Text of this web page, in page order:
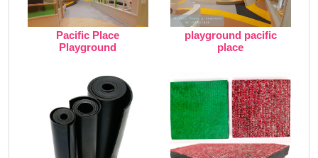
Pacific Place
Playground
playground pacific
place